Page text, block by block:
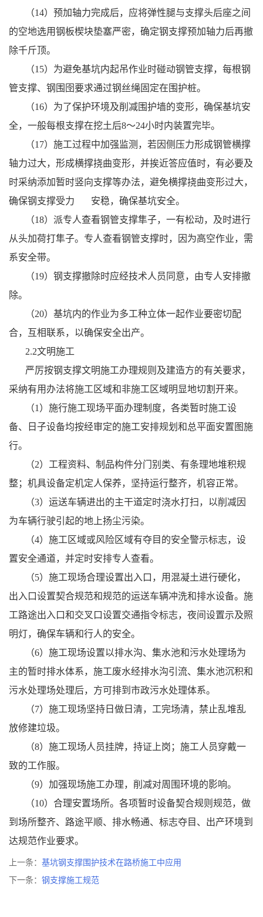
（14）预加轴力完成后，应将弹性腿与支撑头后座之间
的空地选用钢板楔块垫塞严密，确定钢支撑预加轴力后再撤
除千斤顶。
（15）为避免基坑内起吊作业时碰动钢管支撑，每根钢
管支撑、钢围囹要求通过钢丝绳固定在围护桩。
（16）为了保护环境及削减围护墙的变形，确保基坑安
全，一般每根支撑在挖土后8～24小时内装置完毕。
（17）施工过程中加强监测，若因侧压力形成钢管横撑
轴力过大，形成横撑挠曲变形，并挨近答应值时，有必要及
时采纳添加暂时竖向支撑等办法，避免横撑挠曲变形过大，
确保钢支撑受力 安稳，确保基坑安全。
（18）派专人查看钢管支撑隼子，一有松动，及时进行
从头加荷打隼子。专人查看钢管支撑时，因为高空作业，需
系安全带。
（19）钢支撑撤除时应经技术人员同意，由专人安排撤
除。
（20）基坑内的作业为多工种立体一起作业要密切配
合，互相联系，以确保安全出产。
2.2文明施工
严厉按钢支撑文明施工办理规则及建造方的有关要求，
采纳有用办法将施工区域和非施工区域明显地切割开来。
（1）施行施工现场平面办理制度，各类暂时施工设
备、日子设备均按经审定的施工安排规划和总平面安置图施
行。
（2）工程资料、制品构件分门别类、有条理地堆积规
整；机具设备定机定人保养，坚持运行整齐，机容正常。
（3）运送车辆进出的主干道定时浇水打扫，以削减因
为车辆行驶引起的地上扬尘污染。
（4）施工区域或风险区域有夺目的安全警示标志，设
置安全通道，并定时安排专人查看。
（5）施工现场合理设置出入口，用混凝土进行硬化，
出入口设置契合规范和规范的运送车辆冲洗和排水设备。施
工路途出入口和交叉口设置交通指令标志，夜间设置示及照
明灯，确保车辆和行人的安全。
（6）施工现场设置以排水沟、集水池和污水处理场为
主的暂时排水体系，施工废水经排水沟引流、集水池沉积和
污水处理场处理后，方可排到市政污水处理体系。
（7）施工现场坚持日做日清，工完场清，禁止乱堆乱
放修建垃圾。
（8）施工现场人员挂牌，持证上岗；施工人员穿戴一
致的工作服。
（9）加强现场施工办理，削减对周围环境的影响。
（10）合理安置场所。各项暂时设备契合规则规范，做
到场所整齐、路途平顺、排水畅通、标志夺目、出产环境到
达规范作业要求。
上一条： 基坑钢支撑围护技术在路桥施工中应用
下一条： 钢支撑施工规范